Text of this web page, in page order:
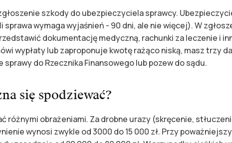
szkody do ubezpieczyciela sprawcy.
sprawa wymaga wyjaśnień - 90 dni, ale nie więcej). W
dokumentację medyczną, rachunki za leczenie i
wypłaty lub zaproponuje kwotę rażąco niską, masz trzy
do Rzecznika Finansowego lub pozew do sądu.
się spodziewać?
różnymi obrażeniami. Za drobne urazy (skręcenie,
wynosi zwykle od 3000 do 15 000 zł. Przy